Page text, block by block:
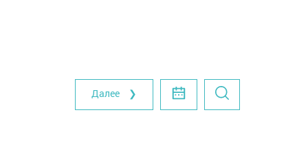
Далее ❯